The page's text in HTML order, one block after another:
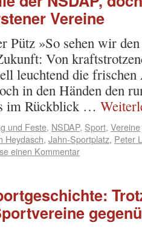
Vereine
Pütz »So sehen wir
Von
leuchtend die frischen
in den Händen den
im Rückblick …
und Feste, NSDAP, Sport, Vereine
Heydasch, Jahn-Sportplatz, Peter
einen Kommentar